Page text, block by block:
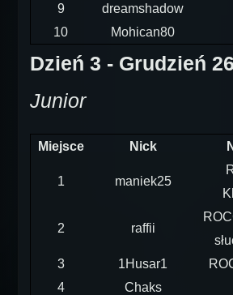
9
dreamshadow
10
Mohican80
Dzień 3 - Grudzień 26
Junior
Miejsce Nick
1 maniek25
2 raffii
3
1Husar1
4
Chaks